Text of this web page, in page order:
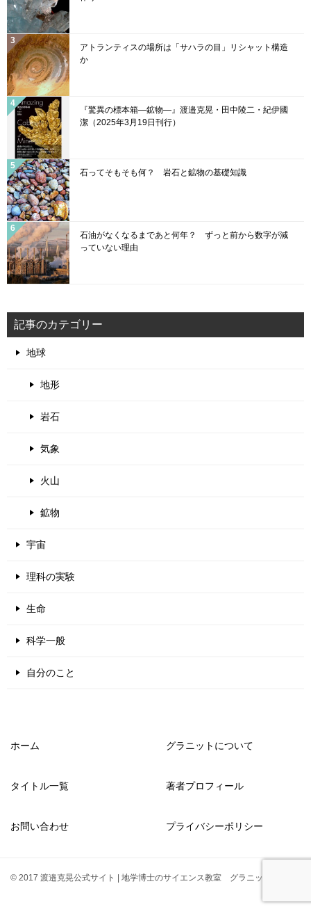
n
アトランティスの場所は「サハラの目」リシャット構造
か
『驚異の標本箱—鉱物—』渡邉克晃・田中陵二・紀伊國
潔（2025年3月19日刊行）
石ってそもそも何？ 岩石と鉱物の基礎知識
石油がなくなるまであと何年？ ずっと前から数字が減
っていない理由
記事のカテゴリー
地球
地形
岩石
気象
火山
鉱物
宇宙
理科の実験
生命
科学一般
自分のこと
ホーム グラニットについて
タイトル一覧 著者プロフィール
お問い合わせ プライバシーポリシー
© 2017 渡邉克晃公式サイト | 地学博士のサイエンス教室 グラニット